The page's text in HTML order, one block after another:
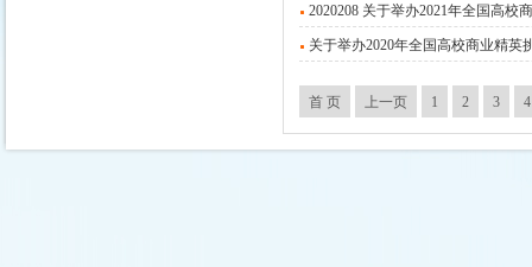
2020208 关于举办2021年全国高校
关于举办2020年全国高校商业精
首 页 上一页 1 2 3 4